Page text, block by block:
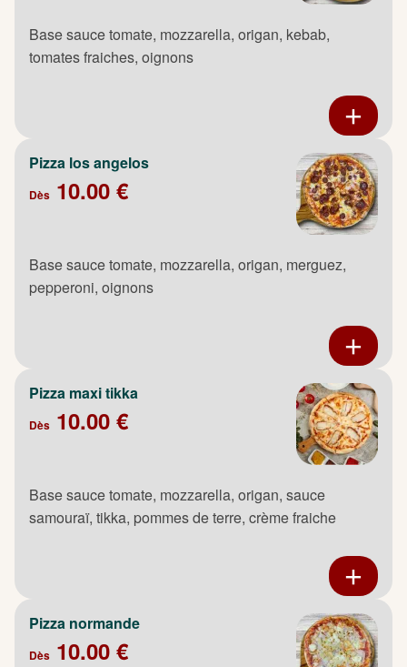
Base sauce tomate, mozzarella, origan, kebab,
tomates fraiches, oignons
Pizza los angelos
Dès 10.00 €
Base sauce tomate, mozzarella, origan, merguez,
pepperoni, oignons
Pizza maxi tikka
Dès 10.00 €
Base sauce tomate, mozzarella, origan, sauce
samouraï, tikka, pommes de terre, crème fraiche
Pizza normande
Dès 10.00 €